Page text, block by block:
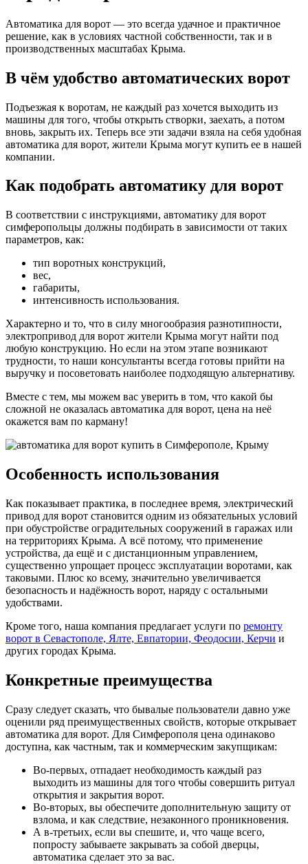
Автоматика для ворот — это всегда удачное и практичное
решение, как в условиях частной собственности, так и в
производственных масштабах Крыма.
В чём удобство автоматических ворот
Подъезжая к воротам, не каждый раз хочется выходить из
машины для того, чтобы открыть створки, заехать, а потом
вновь, закрыть их. Теперь все эти задачи взяла на себя удобная
автоматика для ворот, жители Крыма могут купить ее в нашей
компании.
Как подобрать автоматику для ворот
В соответствии с инструкциями, автоматику для ворот
симферопольцы должны подбирать в зависимости от таких
параметров, как:
тип воротных конструкций,
вес,
габариты,
интенсивность использования.
Характерно и то, что в силу многообразия разнотипности,
электропривод для ворот жители Крыма могут найти под
любую конструкцию. Но если на этом этапе возникают
трудности, то наши консультанты всегда готовы прийти на
выручку и посоветовать наиболее подходящую альтернативу.
Вместе с тем, мы можем вас уверить в том, что какой бы
сложной не оказалась автоматика для ворот, цена на неё
окажется вам по карману!
Особенность использования
Как показывает практика, в последнее время, электрический
привод для ворот становится одним из обязательных условий
при обустройстве оградительных сооружений в гаражах или
на территориях Крыма. А всё потому, что применение
устройства, да ещё и с дистанционным управлением,
существенно упрощает процесс эксплуатации воротами, как
таковыми. Плюс ко всему, значительно увеличивается
безопасность и надёжность ворот, наряду с остальными
удобствами.
Кроме того, наша компания предлагает услуги по ремонту
ворот в Севастополе, Ялте, Евпатории, Феодосии, Керчи и
других городах Крыма.
Конкретные преимущества
Сразу следует сказать, что бывалые пользователи давно уже
оценили ряд преимущественных свойств, которые открывает
автоматика для ворот. Для Симферополя цена одинаково
доступна, как частным, так и коммерческим закупщикам:
Во-первых, отпадает необходимость каждый раз
выходить из машины для того чтобы совершить ритуал
открытия и закрытия ворот.
Во-вторых, вы обеспечите дополнительную защиту от
взлома, и как следствие, незаконного проникновения.
А в-третьих, если вы спешите, и, что чаще всего,
попросту забываете закрывать за собой дверцы,
автоматика сделает это за вас.